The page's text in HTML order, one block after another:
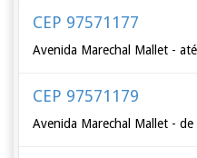
CEP 97571177
Avenida Marechal Mallet -
CEP 97571179
Avenida Marechal Mallet -